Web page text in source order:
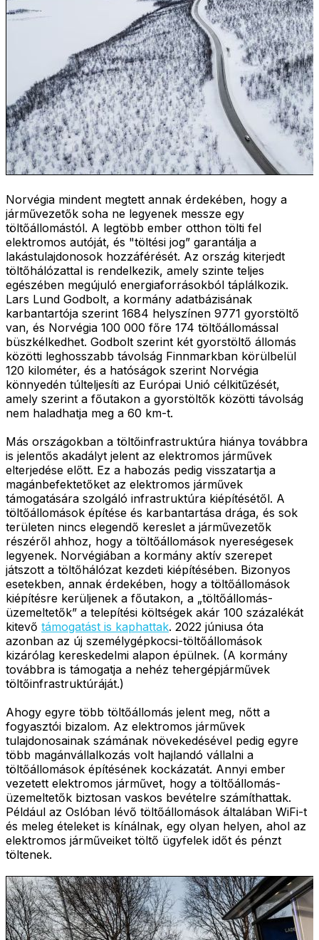
Norvégia mindent megtett annak érdekében, hogy a
járművezetők soha ne legyenek messze egy
töltőállomástól. A legtöbb ember otthon tölti fel
elektromos autóját, és "töltési jog” garantálja a
lakástulajdonosok hozzáférését. Az ország kiterjedt
töltőhálózattal is rendelkezik, amely szinte teljes
egészében megújuló energiaforrásokból táplálkozik.
Lars Lund Godbolt, a kormány adatbázisának
karbantartója szerint 1684 helyszínen 9771 gyorstöltő
van, és Norvégia 100 000 főre 174 töltőállomással
büszkélkedhet. Godbolt szerint két gyorstöltő állomás
közötti leghosszabb távolság Finnmarkban körülbelül
120 kilométer, és a hatóságok szerint Norvégia
könnyedén túlteljesíti az Európai Unió célkitűzését,
amely szerint a főutakon a gyorstöltők közötti távolság
nem haladhatja meg a 60 km-t.
Más országokban a töltőinfrastruktúra hiánya továbbra
is jelentős akadályt jelent az elektromos járművek
elterjedése előtt. Ez a habozás pedig visszatartja a
magánbefektetőket az elektromos járművek
támogatására szolgáló infrastruktúra kiépítésétől. A
töltőállomások építése és karbantartása drága, és sok
területen nincs elegendő kereslet a járművezetők
részéről ahhoz, hogy a töltőállomások nyereségesek
legyenek. Norvégiában a kormány aktív szerepet
játszott a töltőhálózat kezdeti kiépítésében. Bizonyos
esetekben, annak érdekében, hogy a töltőállomások
kiépítésre kerüljenek a főutakon, a „töltőállomás-
üzemeltetők” a telepítési költségek akár 100 százalékát
kitevő támogatást is kaphattak. 2022 júniusa óta
azonban az új személygépkocsi-töltőállomások
kizárólag kereskedelmi alapon épülnek. (A kormány
továbbra is támogatja a nehéz tehergépjárművek
töltőinfrastruktúráját.)
Ahogy egyre több töltőállomás jelent meg, nőtt a
fogyasztói bizalom. Az elektromos járművek
tulajdonosainak számának növekedésével pedig egyre
több magánvállalkozás volt hajlandó vállalni a
töltőállomások építésének kockázatát. Annyi ember
vezetett elektromos járművet, hogy a töltőállomás-
üzemeltetők biztosan vaskos bevételre számíthattak.
Például az Oslóban lévő töltőállomások általában WiFi-t
és meleg ételeket is kínálnak, egy olyan helyen, ahol az
elektromos járműveiket töltő ügyfelek időt és pénzt
töltenek.